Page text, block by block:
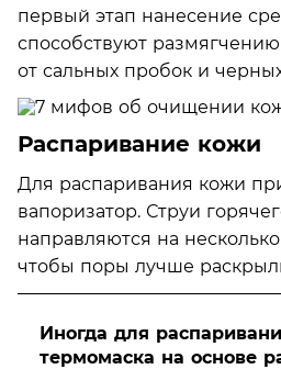
первый этап нанесение
способствуют
от сальных пробок и
Распаривание кожи
Для распаривания кожи
вапоризатор. Струи
направляются на
чтобы поры лучше
Иногда для
термомаска на основе